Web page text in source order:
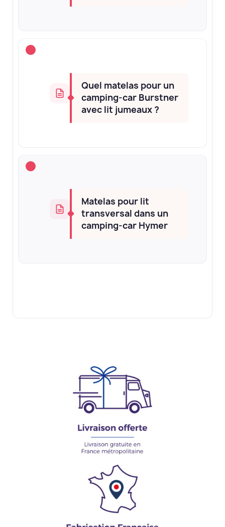
Quel matelas pour un
camping-car Burstner
avec lit jumeaux ?
Matelas pour lit
transversal dans un
camping-car Hymer